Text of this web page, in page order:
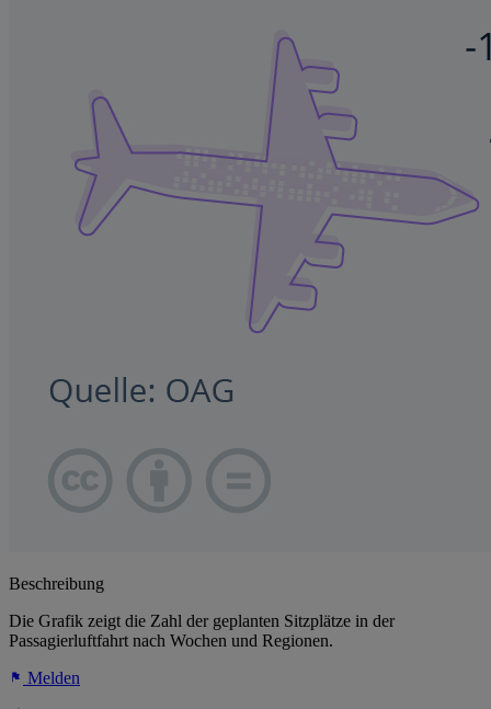
Beschreibung
Die Grafik zeigt die Zahl der geplanten Sitzplätze in der
Passagierluftfahrt nach Wochen und Regionen.
Melden